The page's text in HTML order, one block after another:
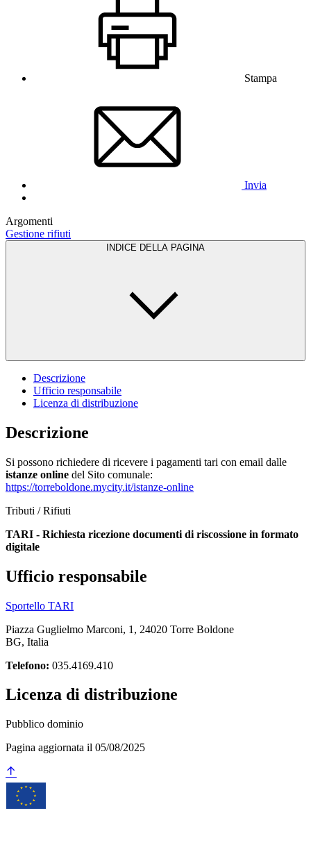
Stampa
Invia
Argomenti
Gestione rifiuti
INDICE DELLA PAGINA
Descrizione
Ufficio responsabile
Licenza di distribuzione
Descrizione
Si possono richiedere di ricevere i pagamenti tari con email dalle
istanze online del Sito comunale:
https://torreboldone.mycity.it/istanze-online
Tributi / Rifiuti
TARI - Richiesta ricezione documenti di riscossione in formato
digitale
Ufficio responsabile
Sportello TARI
Piazza Guglielmo Marconi, 1, 24020 Torre Boldone
BG, Italia
Telefono: 035.4169.410
Licenza di distribuzione
Pubblico dominio
Pagina aggiornata il 05/08/2025